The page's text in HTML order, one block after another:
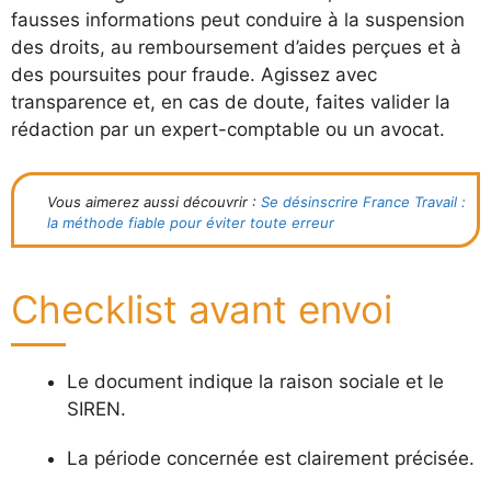
fausses informations peut conduire à la suspension
des droits, au remboursement d’aides perçues et à
des poursuites pour fraude. Agissez avec
transparence et, en cas de doute, faites valider la
rédaction par un expert-comptable ou un avocat.
Vous aimerez aussi découvrir : Se désinscrire France Travail :
la méthode fiable pour éviter toute erreur
Checklist avant envoi
Le document indique la raison sociale et le
SIREN.
La période concernée est clairement précisée.